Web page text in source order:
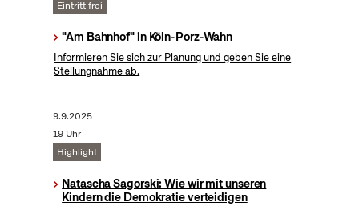
Eintritt frei
"Am Bahnhof" in Köln-Porz-Wahn
Informieren Sie sich zur Planung und geben Sie eine
Stellungnahme ab.
9.9.2025
19 Uhr
Highlight
Natascha Sagorski: Wie wir mit unseren
Kindern die Demokratie verteidigen